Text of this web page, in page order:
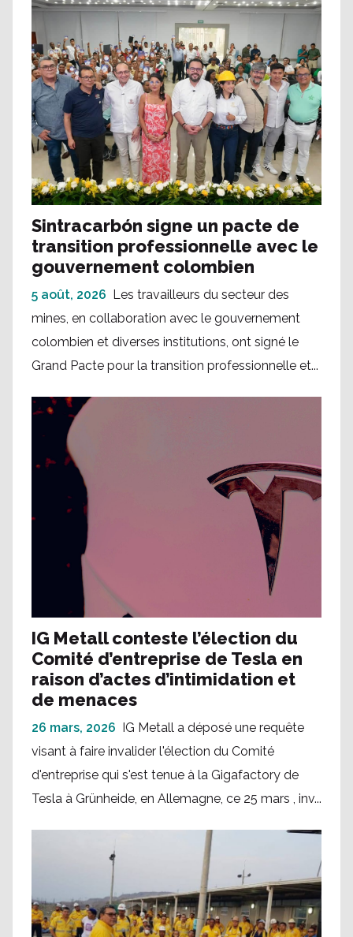
Sintracarbón signe un pacte de
transition professionnelle avec le
gouvernement colombien
5 août, 2026 Les travailleurs du secteur des
mines, en collaboration avec le gouvernement
colombien et diverses institutions, ont signé le
Grand Pacte pour la transition professionnelle et...
IG Metall conteste l’élection du
Comité d’entreprise de Tesla en
raison d’actes d’intimidation et
de menaces
26 mars, 2026 IG Metall a déposé une requête
visant à faire invalider l'élection du Comité
d'entreprise qui s'est tenue à la Gigafactory de
Tesla à Grünheide, en Allemagne, ce 25 mars , inv...